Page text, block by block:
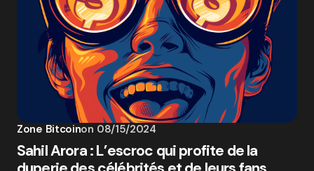
Zone Bitcoinon 08/15/2024
Sahil Arora : L’escroc qui profite de la